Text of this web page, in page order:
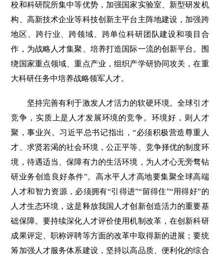
校和科研院所集中等优势，加强国家实验室、新型研发机
构、高新技术企业等科技创新主平台主阵地建设，加强跨
地区、跨行业、跨领域、跨单位科研团队建设和项目合
作，为战略人才集聚、培养打造国际一流的创新平台。围
绕国家重点领域、重点产业，组织产学研协同攻关，在重
大科研任务中培养战略领军人才。
坚持完善有利于激发人才活力的软硬环境。全球引才
竞争，实质上是人才发展环境的竞争。环境好，则人才
聚，事业兴。习近平总书记指出，“必须积极营造尊重人
才、求贤若渴的社会环境，公正平等、竞争择优的制度环
境，待遇适当、保障有力的生活环境，为人才心无旁骛钻
研业务创造良好条件”。高水平人才高地要集聚全球高端
人才和智力资源，必须拥有“引得进”“留得住”“用得好”的
人才生态环境，这是释放我国人才创新创造活力的重要基
础保障。要持续深化人才评价使用机制改革，在创新科研
成果评定、职称评聘等方面的改革中取得新的进展；要统
筹加强人才服务体系建设，坚持以高品质、便利化的综合